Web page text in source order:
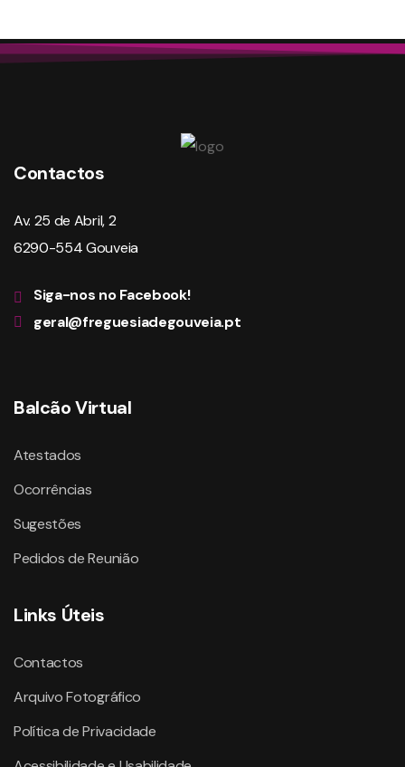
Contactos
Av. 25 de Abril, 2
6290-554 Gouveia
Siga-nos no Facebook!
geral@freguesiadegouveia.pt
Balcão Virtual
Atestados
Ocorrências
Sugestões
Pedidos de Reunião
Links Úteis
Contactos
Arquivo Fotográfico
Política de Privacidade